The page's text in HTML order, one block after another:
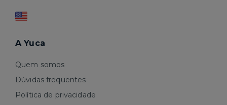
A Yuca
Quem somos
Dúvidas frequentes
Política de privacidade